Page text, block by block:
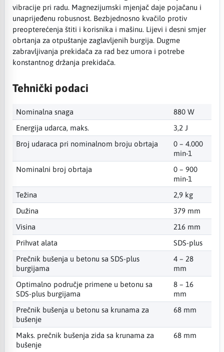
vibracije pri radu. Magnezijumski mjenjač daje pojačanu i
unaprijeđenu robusnost. Bezbjednosno kvačilo protiv
preopterećenja štiti i korisnika i mašinu. Lijevi i desni smjer
obrtanja za otpuštanje zaglavljenih burgija. Dugme
zabravljivanja prekidača za rad bez umora i potrebe
konstantnog držanja prekidača.
Tehnički podaci
Nominalna snaga
880 W
Energija udarca, maks.
3,2 J
Broj udaraca pri nominalnom broju obrtaja
0 – 4.000
min-1
Nominalni broj obrtaja
0 – 900
min-1
Težina
2,9 kg
Dužina
379 mm
Visina
216 mm
Prihvat alata
SDS-plus
Prečnik bušenja u betonu sa SDS-plus
burgijama
4 – 28
mm
Optimalno područje primene u betonu sa
SDS-plus burgijama
8 – 16
mm
Prečnik bušenja u betonu sa krunama za
bušenje
68 mm
Maks. prečnik bušenja zida sa krunama za
bušenje
68 mm